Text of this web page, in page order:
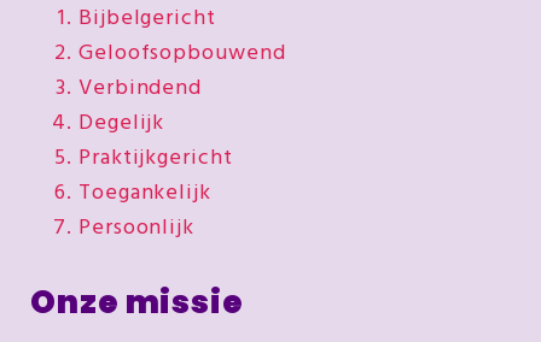
Bijbelgericht
Geloofsopbouwend
Verbindend
Degelijk
Praktijkgericht
Toegankelijk
Persoonlijk
Onze missie